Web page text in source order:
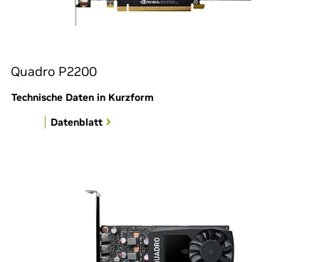
Quadro P2200
Technische Daten in Kurzform
Datenblatt